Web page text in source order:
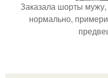
Заказала шорты
нормально,